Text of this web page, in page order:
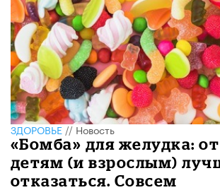
ЗДОРОВЬЕ//Новость
«Бомба» для желудка:
детям (и взрослым)
отказаться. Совсем